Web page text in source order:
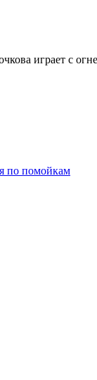
играет с
по помойкам